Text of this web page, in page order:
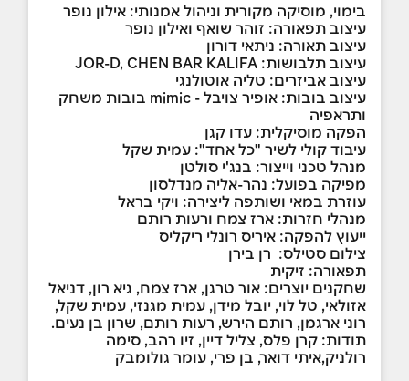
בימוי, מוסיקה מקורית וניהול אמנותי: אילון נופר
עיצוב תפאורה: זוהר שואף ואילון נופר
עיצוב תאורה: ניתאי דורון
עיצוב תלבושות: JOR-D, CHEN BAR KALIFA
עיצוב אביזרים: טליה אוטולנגי
עיצוב בובות: אופיר צויבל - mimic בובות משחק
ותראפיה
הפקה מוסיקלית: עדו קגן
עיבוד קולי לשיר "כל אחד": עמית שקל
מנהל טכני וייצור: בנג'י סולטן
מפיקה בפועל: נהר-אליה מנדלסון
עוזרת במאי ושותפה ליצירה: ויקי בראל
מנהלי חזרות: ארז צמח ורעות רותם
ייעוץ להפקה: איריס רונלי ריקליס
צילום סטילס: רן בירן
תפאורה: זיקית
שחקנים יוצרים: אור טרגן, ארז צמח, גיא רון, דניאל
אזולאי, טל לוי, יובל מידן, עמית מגנזי, עמית שקל,
רוני ארגמן, רותם הירש, רעות רותם, שרון בן נעים.
תודות: קרן פלס, צליל דיין, זיו רהב, סימה
רולניק,איתי דואר, בן פרי, עומר גולומבק